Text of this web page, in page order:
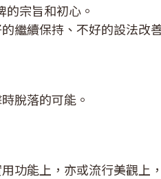
的宗旨和初心。
繼續保持、不好的設法
脫落的可能。
功能上，亦或流行美觀上